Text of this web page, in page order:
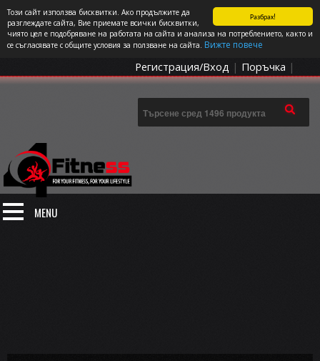
Разбрах!
Този сайт използва бисквитки. Ако продължите да
разглеждате сайта, Вие приемате всички бисквитки,
чиято цел е подобряване на работата на сайта и анализа на потреблението, както и
се съгласявате с общите условия за ползване на сайта. Вижте повече
СПОРТЪТ И ДОБАВКИТЕ КАТО НАЧИН НА ЖИВОТ
0 артикула Цена: 0.00€
Регистрация/Вход | Поръчка |
MENU